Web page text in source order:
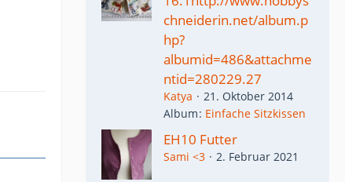
chneiderin.net/album.p
hp?
albumid=486&attachme
ntid=280229.27
Katya
21. Oktober 2014
Album Einfache Sitzkissen
EH10 Futter
Sami <3 2. Februar 2021